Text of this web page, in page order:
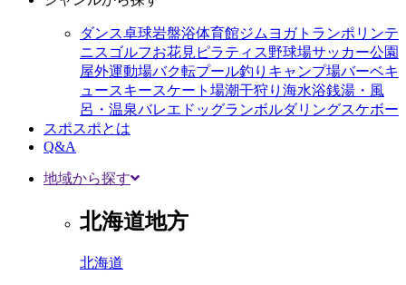
ダンス卓球岩盤浴体育館ジム ヨガトランポリンテ
ニス ゴルフお花見 ピラティス野球場サッカー公園
屋外運動場バク転プール釣り キャンプ場バーベキ
ュースキースケート場潮干狩り 海水浴銭湯・風
呂・温泉バレエ ドッグランボルダリングスケボー
スポスポとは
Q&A
地域から探す
北海道地方
北海道